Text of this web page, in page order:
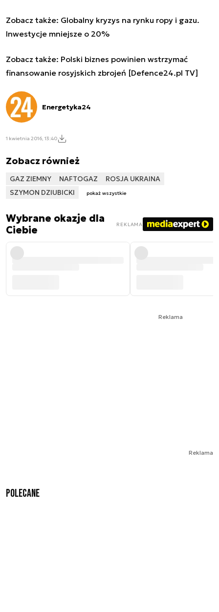
Zobacz także: Globalny kryzys na rynku ropy i gazu.
Inwestycje mniejsze o 20%
Zobacz także: Polski biznes powinien wstrzymać
finansowanie rosyjskich zbrojeń [Defence24.pl TV]
Energetyka24
1 kwietnia 2016, 13:40
Zobacz również
GAZ ZIEMNY NAFTOGAZ
ROSJA UKRAINA
SZYMON DZIUBICKI
pokaż wszystkie
Wybrane okazje dla
Ciebie
REKLAMA
Reklama
Reklama
Polecane